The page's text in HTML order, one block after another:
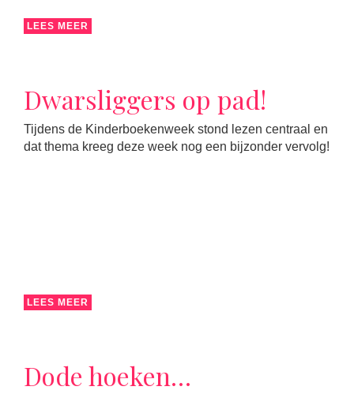
LEES MEER
Dwarsliggers op pad!
Tijdens de Kinderboekenweek stond lezen centraal en
dat thema kreeg deze week nog een bijzonder vervolg!
LEES MEER
Dode hoeken…